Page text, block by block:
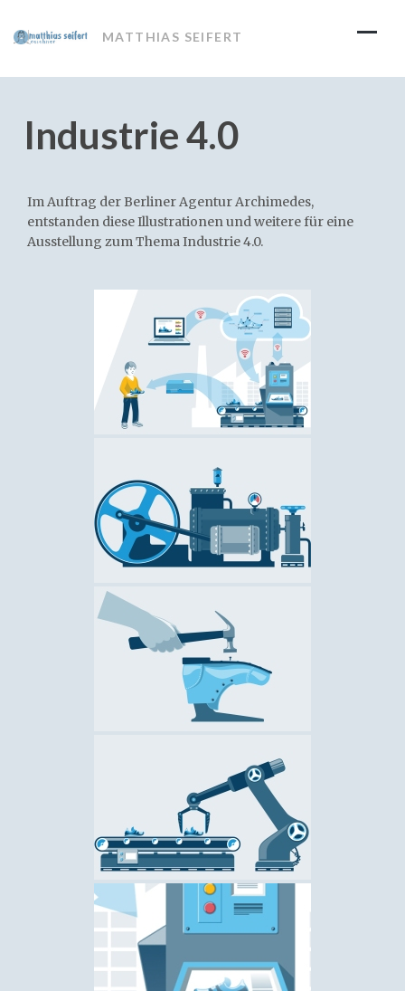
content
MATTHIAS SEIFERT
Industrie 4.0
Im Auftrag der Berliner Agentur Archimedes,
entstanden diese Illustrationen und weitere für eine
Ausstellung zum Thema Industrie 4.0.